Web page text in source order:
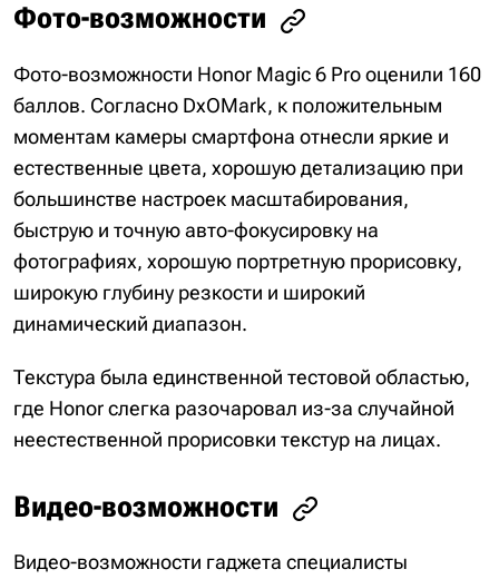
Фото-возможности
Фото-возможности Honor Magic 6 Pro оценили 160
баллов. Согласно DxOMark, к положительным
моментам камеры смартфона отнесли яркие и
естественные цвета, хорошую детализацию при
большинстве настроек масштабирования,
быструю и точную авто-фокусировку на
фотографиях, хорошую портретную прорисовку,
широкую глубину резкости и широкий
динамический диапазон.
Текстура была единственной тестовой областью,
где Honor слегка разочаровал из-за случайной
неестественной прорисовки текстур на лицах.
Видео-возможности
Видео-возможности гаджета специалисты